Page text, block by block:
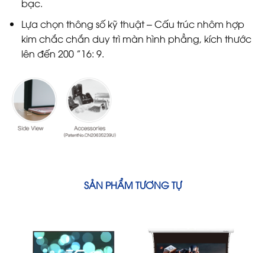
bạc.
Lựa chọn thông số kỹ thuật – Cấu trúc nhôm hợp
kim chắc chắn duy trì màn hình phẳng, kích thước
lên đến 200 ”16: 9.
SẢN PHẨM TƯƠNG TỰ